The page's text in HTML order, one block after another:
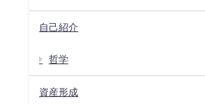
自己紹介
哲学
資産形成